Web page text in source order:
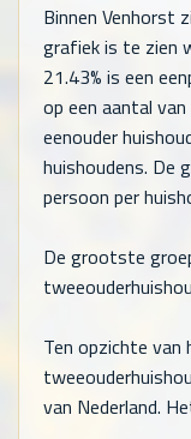
Binnen Venhorst
grafiek is te zien
21.43% is een
op een aantal van
eenouder
huishoudens. De
persoon per
De grootste
Ten opzichte van
van Nederland.